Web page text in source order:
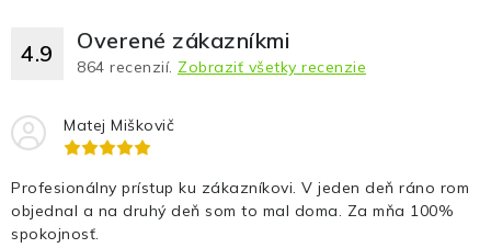
4.9 Overené zákazníkmi
864 recenzií. Zobraziť všetky recenzie
Matej Miškovič
Profesionálny prístup ku zákazníkovi. V jeden deň ráno rom
objednal a na druhý deň som to mal doma. Za mňa 100%
spokojnosť.